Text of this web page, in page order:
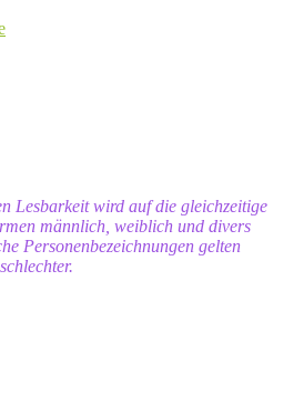
Lesbarkeit wird auf die gleichzeitige
männlich, weiblich und divers
Personenbezeichnungen gelten